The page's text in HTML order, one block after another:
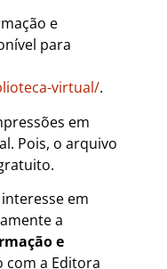
e
para
virtual/.
em
Pois, o arquivo
em
a
e
com a Editora